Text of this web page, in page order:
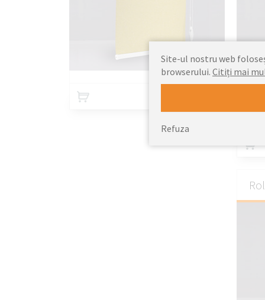
PERSONALIZAȚI
Site-ul nostru web
browserului. Citiți mai
Refuza